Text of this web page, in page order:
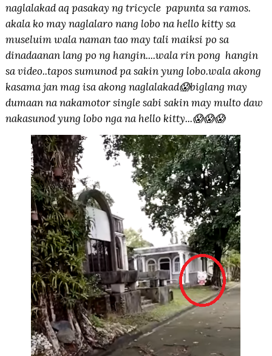
naglalakad aq pasakay ng tricycle papunta sa ramos.
akala ko may naglalaro nang lobo na hello kitty sa
museluim wala naman tao may tali maiksi po sa
dinadaanan lang po ng hangin....wala rin pong hangin
sa video..tapos sumunod pa sakin yung lobo.wala akong
kasama jan mag isa akong naglalakad😱biglang may
dumaan na nakamotor single sabi sakin may multo daw
nakasunod yung lobo nga na hello kitty...😱😱😱